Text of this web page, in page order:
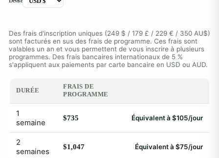
Des frais d'inscription uniques (249 $ / 179 £ / 229 € / 350 AU$)
sont facturés en sus des frais de programme. Ces frais sont
valables un an et vous permettent de vous inscrire à plusieurs
programmes. Des frais bancaires internationaux de 5 %
s'appliquent aux paiements par carte bancaire en USD ou AUD.
DURÉE
FRAIS DE
PROGRAMME
1
semaine
$735 Équivalent à $105/jour
2
semaines
$1,047 Équivalent à $75/jour